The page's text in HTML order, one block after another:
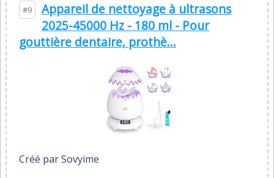
#9
Appareil de nettoyage à ultrasons
2025-45000 Hz - 180 ml - Pour
gouttière dentaire, prothè...
Créé par Sovyime